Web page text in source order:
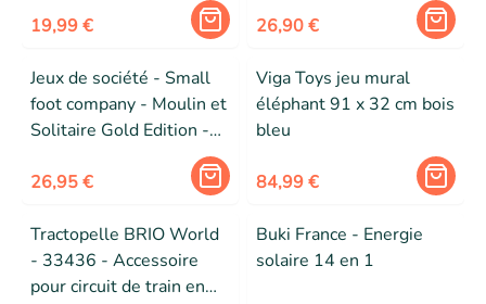
19,99 € 26,90 €
Jeux de société - Small
foot company - Moulin et
Solitaire Gold Edition -
Bois naturel - 2 en 1 -
Mixte
26,95 €
Viga Toys jeu mural
éléphant 91 x 32 cm bois
bleu
84,99 €
Tractopelle BRIO World
- 33436 - Accessoire
pour circuit de train en
Buki France - Energie
solaire 14 en 1